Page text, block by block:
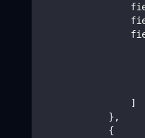
                ]
            },
            {